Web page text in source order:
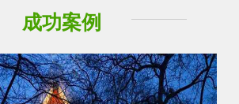
成功案例